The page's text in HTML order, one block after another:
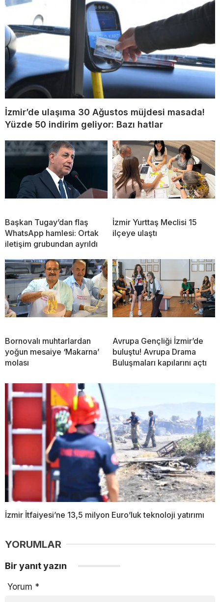
İzmir’de ulaşıma 30 Ağustos müjdesi masada!
Yüzde 50 indirim geliyor: Bazı hatlar
Başkan Tugay’dan flaş
WhatsApp hamlesi: Ortak
iletişim grubundan ayrıldı
İzmir Yurttaş Meclisi 15
ilçeye ulaştı
Bornovalı muhtarlardan
yoğun mesaiye ‘Makarna’
molası
Avrupa Gençliği İzmir’de
buluştu! Avrupa Drama
Buluşmaları kapılarını açtı
İzmir İtfaiyesi’ne 13,5 milyon Euro’luk teknoloji yatırımı
YORUMLAR
Bir yanıt yazın
Yorum *